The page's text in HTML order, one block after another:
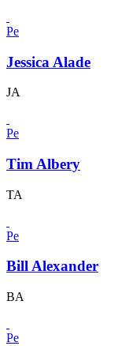
Pe
Jessica Alade
JA
Pe
Tim Albery
TA
Pe
Bill Alexander
BA
Pe